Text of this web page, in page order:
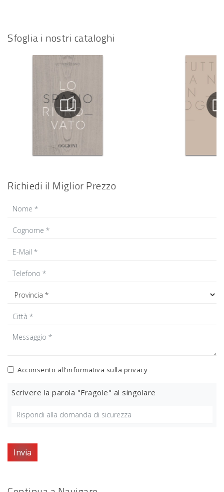
Sfoglia i nostri cataloghi
Richiedi il Miglior Prezzo
Acconsento all'informativa sulla privacy
Scrivere la parola "Fragole" al singolare
Invia